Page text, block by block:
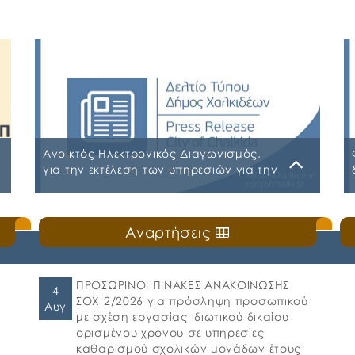
Ανοικτός Ηλεκτρονικός Διαγωνισμός,
για την εκτέλεση των υπηρεσιών για την
ΧΑΛΚΙΔΕΩΝ»
Α.Δ.Ε. 776-2026 ΚΗΜΔΗΣ ΠΑΡΑΡΤΗΜΑ Α’
ΜΕΛΕΤΗ ΑΣΦΑΛΕΙΕΣ 2026-2027 09-07-
2026_signed ΠΑΡΑΡΤΗΜΑ Α’ ΜΕΛΕΤΗ
ΑΣΦΑΛΕΙΕΣ ΕΠΕΞΕΡΓΑΣΙΜΗ 2026-2027 09-07-
2026 ΠΑΡΑΡΤΗΜΑ Β ΕΕΕΣ PDF_signed
ΠΕΡΙΛΗΨΗ ΔΙΑΚΗΡΥΞΗΣ ΑΣΦΑΛΕΙΕΣ_signed
Αναρτήσεις
4
Αυγ
ΠΡΟΣΩΡΙΝΟΙ ΠΙΝΑΚΕΣ ΑΝΑΚΟΙΝΩΣΗΣ
ΣΟΧ 2/2026 για πρόσληψη προσωπικού
με σχέση εργασίας ιδιωτικού δικαίου
ορισμένου χρόνου σε υπηρεσίες
καθαρισμού σχολικών μονάδων έτους